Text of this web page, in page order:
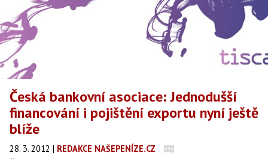
Česká bankovní asociace: Jednodušší
financování i pojištění exportu nyní ještě
blíže
28. 3. 2012 | REDAKCE NAŠEPENÍZE.CZ